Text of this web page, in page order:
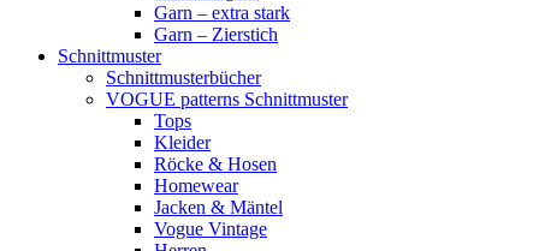
Garn – extra stark
Garn – Zierstich
Schnittmuster
Schnittmusterbücher
VOGUE patterns Schnittmuster
Tops
Kleider
Röcke & Hosen
Homewear
Jacken & Mäntel
Vogue Vintage